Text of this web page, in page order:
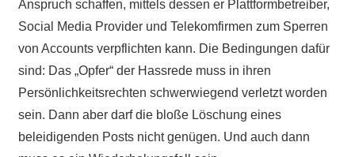
Anspruch schaffen, mittels dessen er Plattformbetreiber,
Social Media Provider und Telekomfirmen zum Sperren
von Accounts verpflichten kann. Die Bedingungen dafür
sind: Das „Opfer“ der Hassrede muss in ihren
Persönlichkeitsrechten schwerwiegend verletzt worden
sein. Dann aber darf die bloße Löschung eines
beleidigenden Posts nicht genügen. Und auch dann